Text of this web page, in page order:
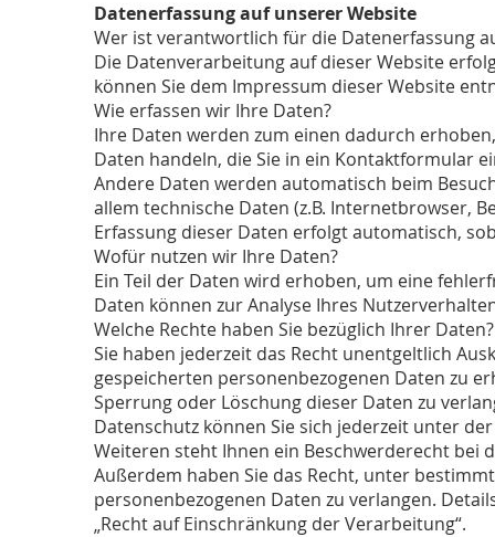
Datenerfassung auf unserer Website
Wer ist verantwortlich für die Datenerfassung
Die Datenverarbeitung auf dieser Website
können Sie dem Impressum dieser Website
Wie erfassen wir Ihre Daten?
Ihre Daten werden zum einen dadurch
Daten handeln, die Sie in ein Kontaktformular
Andere Daten werden automatisch beim
allem technische Daten (z.B. Internetbrowser,
Erfassung dieser Daten erfolgt automatisch,
Wofür nutzen wir Ihre Daten?
Ein Teil der Daten wird erhoben, um eine
Daten können zur Analyse Ihres
Welche Rechte haben Sie bezüglich Ihrer Daten?
Sie haben jederzeit das Recht unentgeltlich
gespeicherten personenbezogenen Daten zu
Sperrung oder Löschung dieser Daten zu
Datenschutz können Sie sich jederzeit unter
Weiteren steht Ihnen ein Beschwerderecht bei
Außerdem haben Sie das Recht, unter
personenbezogenen Daten zu verlangen.
„Recht auf Einschränkung der Verarbeitung“.